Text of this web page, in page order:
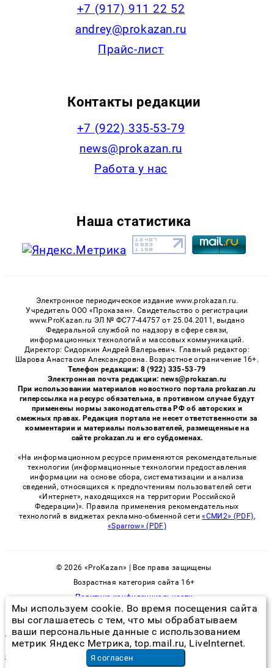
+7 (917) 911 22 52
andrey@prokazan.ru
Прайс-лист
Контакты редакции
+7 (922) 335-53-79
news@prokazan.ru
Работа у нас
Наша статистика
Электронное периодическое издание www.prokazan.ru.
Учредитель ООО «Проказан». Cвидетельство о регистрации
www.ProKazan.ru ЭЛ № ФС77-44757 от 25.04.2011, выдано
Федеральной службой по надзору в сфере связи,
информационных технологий и массовых коммуникаций.
Директор: Сидоркин Андрей Валерьевич. Главный редактор:
Шарова Анастасия Александровна. Возрастное ограничение 16+.
Телефон редакции: 8 (922) 335-53-79
Электронная почта редакции: news@prokazan.ru
При использовании материалов новостного портала prokazan.ru
гиперссылка на ресурс обязательна, в противном случае будут
применены нормы законодательства РФ об авторских и
смежных правах. Редакция портала не несет ответственности за
комментарии и материалы пользователей, размещенные на
сайте prokazan.ru и его субдоменах.
«На информационном ресурсе применяются рекомендательные
технологии (информационные технологии предоставления
информации на основе сбора, систематизации и анализа
сведений, относящихся к предпочтениям пользователей сети
«Интернет», находящихся на территории Российской
Федерации)». Правила применения рекомендательных
технологий в виджетах рекламно-обменной сети«СМИ2» (PDF),
«Sparrow» (PDF)
© 2026 «ProKazan» | Все права защищены
Возрастная категория сайта 16+
Политика конфиденциальности
на манжете стиральной машины плесень
флексопечать на картонев Москве
Мы используем cookie. Во время посещения сайта
вы соглашаетесь с тем, что мы обрабатываем
ваши персональные данные с использованием
метрик Яндекс Метрика, top.mail.ru, LiveInternet.
Я согласен